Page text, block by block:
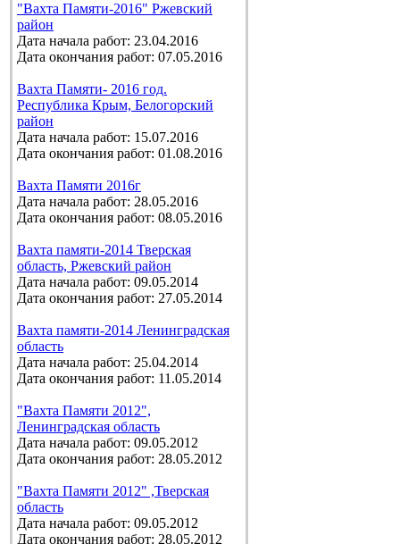
"Вахта Памяти-2016" Ржевский
район
Дата начала работ: 23.04.2016
Дата окончания работ: 07.05.2016
Вахта Памяти- 2016 год.
Республика Крым, Белогорский
район
Дата начала работ: 15.07.2016
Дата окончания работ: 01.08.2016
Вахта Памяти 2016г
Дата начала работ: 28.05.2016
Дата окончания работ: 08.05.2016
Вахта памяти-2014 Тверская
область, Ржевский район
Дата начала работ: 09.05.2014
Дата окончания работ: 27.05.2014
Вахта памяти-2014 Ленинградская
область
Дата начала работ: 25.04.2014
Дата окончания работ: 11.05.2014
"Вахта Памяти 2012",
Ленинградская область
Дата начала работ: 09.05.2012
Дата окончания работ: 28.05.2012
"Вахта Памяти 2012" ,Тверская
область
Дата начала работ: 09.05.2012
Дата окончания работ: 28.05.2012